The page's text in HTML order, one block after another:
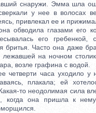
снаружи. Эмма шла
у нее в волосах
привлекал ее и
глазами его
его гребенкой,
бритья. Часто она даже
лежавшей на ночном
возле графина с водой.
часа уходило у
плакала; ей
то неодолимая сила
когда она пришла к